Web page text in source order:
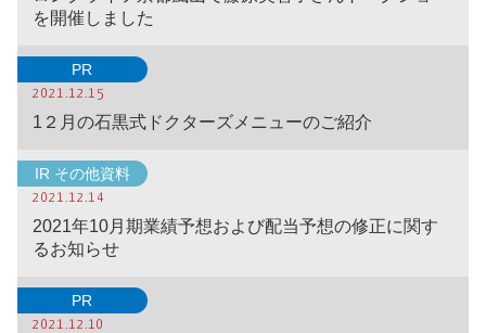
を開催しました
PR
2021.12.15
1２月の石黒式ドクターズメニューのご紹介
IR その他資料
2021.12.14
2021年10月期業績予想および配当予想の修正に関す
るお知らせ
PR
2021.12.10